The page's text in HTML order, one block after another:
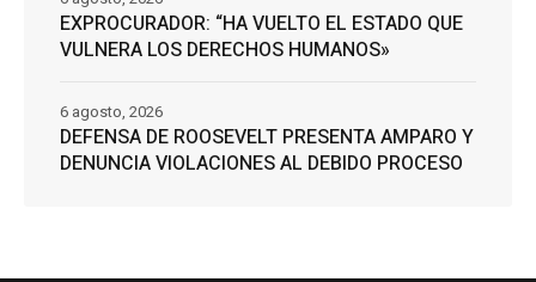
EXPROCURADOR: “HA VUELTO EL ESTADO QUE
VULNERA LOS DERECHOS HUMANOS»
DEFENSA DE ROOSEVELT PRESENTA AMPARO Y
DENUNCIA VIOLACIONES AL DEBIDO PROCESO
6 agosto, 2026